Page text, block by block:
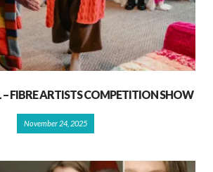
FIBRE ARTISTS COMPETITION SHOW
November 24, 2025